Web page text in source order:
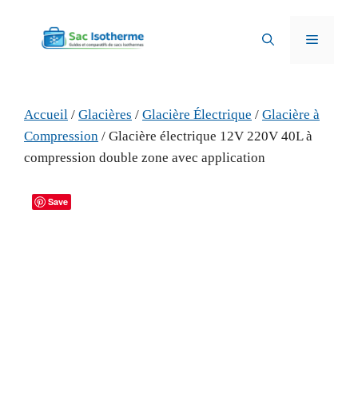
contenu
Menu
Accueil / Glacières / Glacière Électrique / Glacière à
Compression / Glacière électrique 12V 220V 40L à
compression double zone avec application
Save